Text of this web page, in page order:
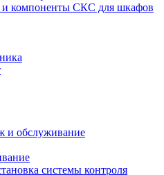
и компоненты СКС для шкафов
и обслуживание
системы контроля